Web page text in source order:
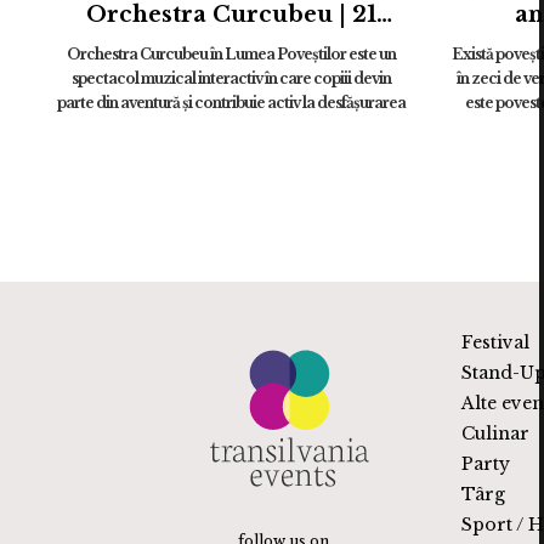
Orchestra Curcubeu | 21
august
Orchestra Curcubeu în Lumea Poveștilor este un
spectacol muzical interactiv în care copiii devin
parte din aventură și contribuie activ la desfășurarea
Există
în zeci de
este
Festival
Stand-
Alte
Culinar
Party
Târg
Sport /